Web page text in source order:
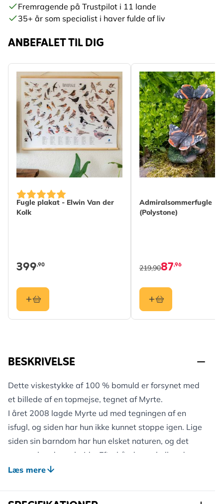
Fremragende på Trustpilot i 11 lande
35+ år som specialist i haver fulde af liv
ANBEFALET TIL DIG
Fugle plakat - Elwin Van der
Kolk
399,90
Admiralsommerfugle
(Polystone)
87,96
219,90
BESKRIVELSE
Dette viskestykke af 100 % bomuld er forsynet med
et billede af en topmejse, tegnet af Myrte.
I året 2008 lagde Myrte ud med tegningen af en
isfugl, og siden har hun ikke kunnet stoppe igen. Lige
siden sin barndom har hun elsket naturen, og det
præger hendes arbejde. Efterhånden er hollænderen
blevet en kendt naturtegner med en helt egen stil.
Læs mere